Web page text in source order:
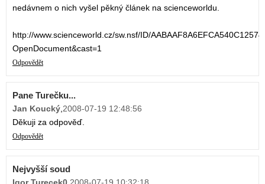
nedávnem o nich vyšel pěkný článek na scienceworldu.
http://www.scienceworld.cz/sw.nsf/ID/
OpenDocument&cast=1
Odpovědět
Pane Turečku...
Jan Koucký,2008-07-19 12:48:56
Děkuji za odpověď.
Odpovědět
Nejvyšší soud